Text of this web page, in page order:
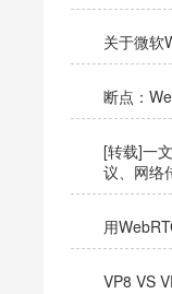
关于微软
断点：
[转载]一
议、网络
用
VP8 VS